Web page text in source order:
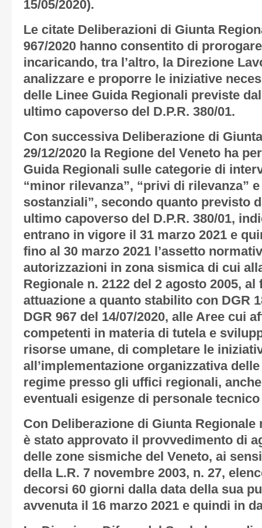
15/05/2020).
Le citate Deliberazioni di Giunta
967/2020 hanno consentito di
incaricando, tra l’altro, la Direzione
analizzare e proporre le iniziative
delle Linee Guida Regionali previste
ultimo capoverso del D.P.R. 380/01.
Con successiva Deliberazione di
29/12/2020 la Regione del Veneto ha
Guida Regionali sulle categorie di
“minor rilevanza”, “privi di rilevanza”
sostanziali”, secondo quanto previsto
ultimo capoverso del D.P.R. 380/01,
entrano in vigore il 31 marzo 2021 e
fino al 30 marzo 2021 l’assetto
autorizzazioni in zona sismica di cui
Regionale n. 2122 del 2 agosto 2005,
attuazione a quanto stabilito con DGR
DGR 967 del 14/07/2020, alle Aree cui
competenti in materia di tutela e
risorse umane, di completare le
all’implementazione organizzativa
regime presso gli uffici regionali,
eventuali esigenze di personale
Con Deliberazione di Giunta Regionale
è stato approvato il provvedimento di
delle zone sismiche del Veneto, ai
della L.R. 7 novembre 2003, n. 27,
decorsi 60 giorni dalla data della sua
avvenuta il 16 marzo 2021 e quindi in